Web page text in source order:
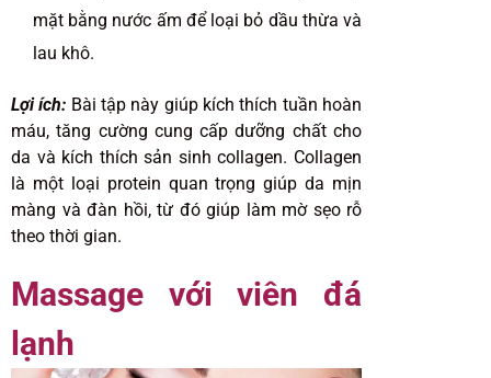
mặt bằng nước ấm để loại bỏ dầu thừa và
lau khô.
Lợi ích: Bài tập này giúp kích thích tuần hoàn
máu, tăng cường cung cấp dưỡng chất cho
da và kích thích sản sinh collagen. Collagen
là một loại protein quan trọng giúp da mịn
màng và đàn hồi, từ đó giúp làm mờ sẹo rỗ
theo thời gian.
Massage với viên đá
lạnh